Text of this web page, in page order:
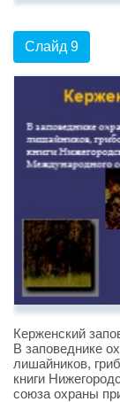
Слайд 9
Керженский
В заповеднике
лишайников,
книги
союза охраны